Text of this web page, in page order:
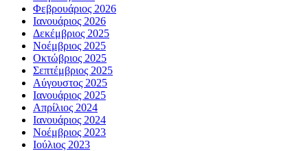
Φεβρουάριος 2026
Ιανουάριος 2026
Δεκέμβριος 2025
Νοέμβριος 2025
Οκτώβριος 2025
Σεπτέμβριος 2025
Αύγουστος 2025
Ιανουάριος 2025
Απρίλιος 2024
Ιανουάριος 2024
Νοέμβριος 2023
Ιούλιος 2023